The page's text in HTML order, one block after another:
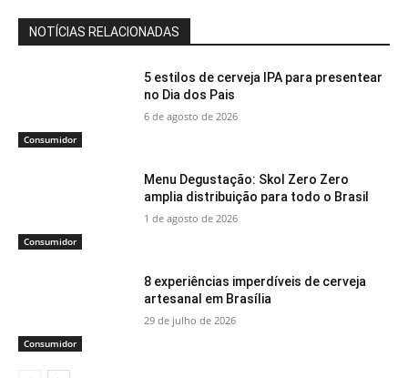
NOTÍCIAS RELACIONADAS
Consumidor
5 estilos de cerveja IPA para presentear
no Dia dos Pais
6 de agosto de 2026
Consumidor
Menu Degustação: Skol Zero Zero
amplia distribuição para todo o Brasil
1 de agosto de 2026
Consumidor
8 experiências imperdíveis de cerveja
artesanal em Brasília
29 de julho de 2026